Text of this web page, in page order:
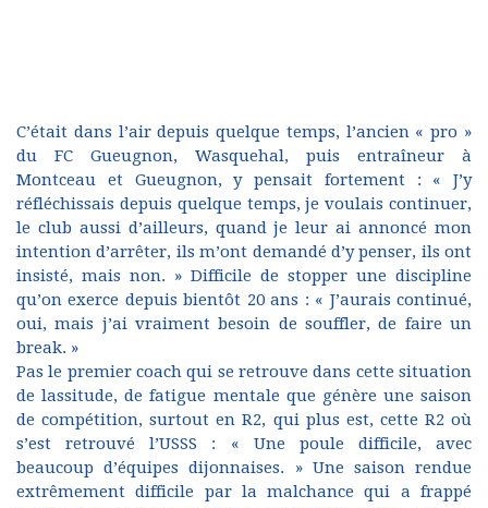
C’était dans l’air depuis quelque temps, l’ancien « pro »
du FC Gueugnon, Wasquehal, puis entraîneur à
Montceau et Gueugnon, y pensait fortement : « J’y
réfléchissais depuis quelque temps, je voulais continuer,
le club aussi d’ailleurs, quand je leur ai annoncé mon
intention d’arrêter, ils m’ont demandé d’y penser, ils ont
insisté, mais non. » Difficile de stopper une discipline
qu’on exerce depuis bientôt 20 ans : « J’aurais continué,
oui, mais j’ai vraiment besoin de souffler, de faire un
break. »
Pas le premier coach qui se retrouve dans cette situation
de lassitude, de fatigue mentale que génère une saison
de compétition, surtout en R2, qui plus est, cette R2 où
s’est retrouvé l’USSS : « Une poule difficile, avec
beaucoup d’équipes dijonnaises. » Une saison rendue
extrêmement difficile par la malchance qui a frappé